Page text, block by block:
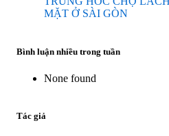
MẶT Ở SÀI GÒN
Bình luận nhiều trong tuần
None found
Tác giả